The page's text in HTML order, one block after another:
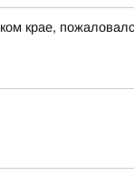
крае,